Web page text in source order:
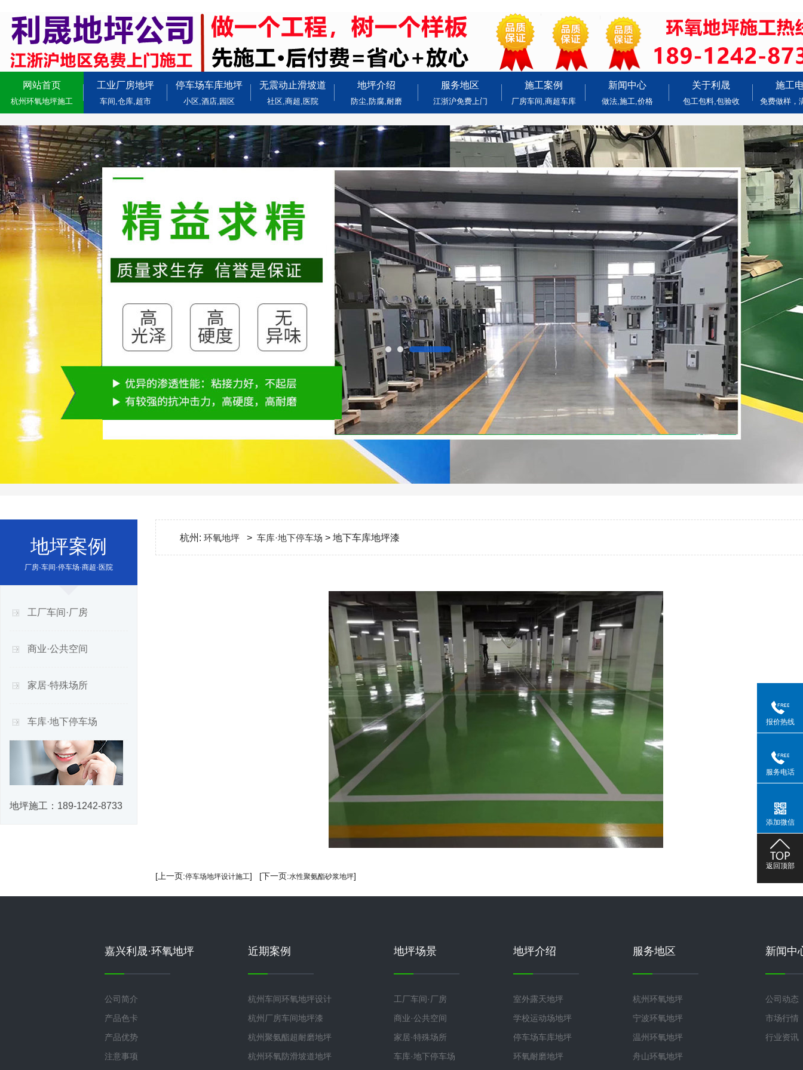
网站首页
杭州环氧地坪施工
工业厂房地坪
车间,仓库,超市
停车场车库地坪
小区,酒店,园区
无震动止滑坡道
社区,商超,医院
地坪介绍
防尘,防腐,耐磨
服务地区
江浙沪免费上门
施工案例
厂房车间,商超车库
新闻中心
做法,施工,价格
关于利晟
包工包料,包验收
施工
免费做样，
地坪案例
厂房·车间·停车场·商超·医院
工厂车间·厂房
商业·公共空间
家居·特殊场所
车库·地下停车场
地坪施工： 189-1242-8733
杭州: 环氧地坪 > 车库·地下停车场 > 地下车库地坪漆
[上一页:停车场地坪设计施工] [下一页:水性聚氨酯砂浆地坪]
嘉兴利晟·环氧地坪
公司简介
产品色卡
产品优势
注意事项
近期案例
杭州车间环氧地坪设计
杭州厂房车间地坪漆
杭州聚氨酯超耐磨地坪
杭州环氧防滑坡道地坪
地坪场景
工厂车间·厂房
商业·公共空间
家居·特殊场所
车库·地下停车场
地坪介绍
室外露天地坪
学校运动场地坪
停车场车库地坪
环氧耐磨地坪
服务地区
杭州环氧地坪
宁波环氧地坪
温州环氧地坪
舟山环氧地坪
新闻中
公司动态
市场行情
行业资讯
报价热线
服务电话
添加微信
返回顶部